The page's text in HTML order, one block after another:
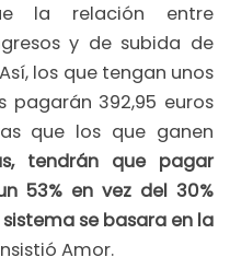
la relación entre
y de subida de
los que tengan unos
pagarán 392,95 euros
que los que ganen
tendrán que pagar
53% en vez del 30%
se basara en la
Amor.